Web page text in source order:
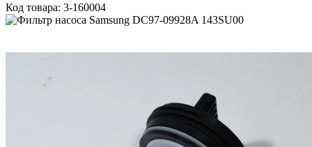
Код товара: 3-160004